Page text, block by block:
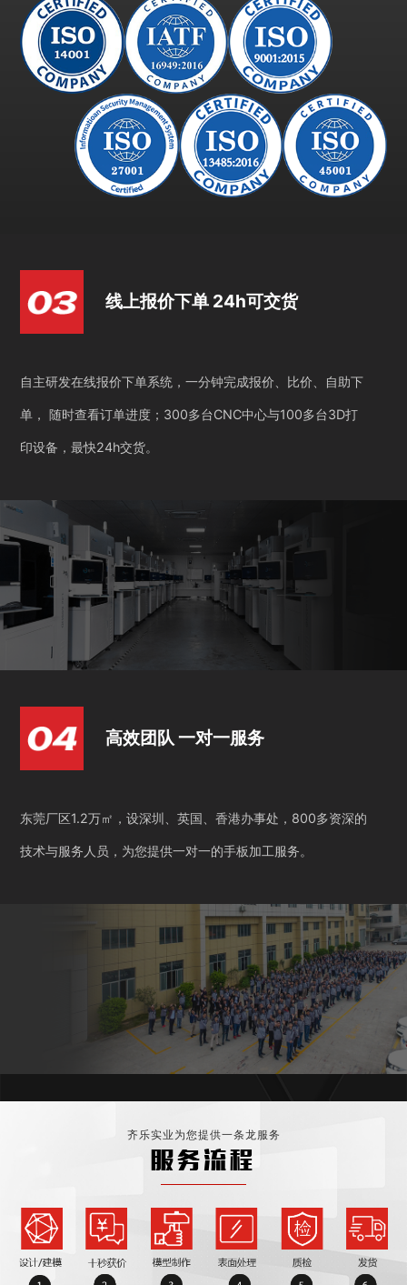
线上报价下单 24h可交货
自主研发在线报价下单系统，一分钟完成报价、比价、自助下
单， 随时查看订单进度；300多台CNC中心与100多台3D打
印设备，最快24h交货。
高效团队 一对一服务
东莞厂区1.2万㎡，设深圳、英国、香港办事处，800多资深的
技术与服务人员，为您提供一对一的手板加工服务。
齐乐实业为您提供一条龙服务
服务流程